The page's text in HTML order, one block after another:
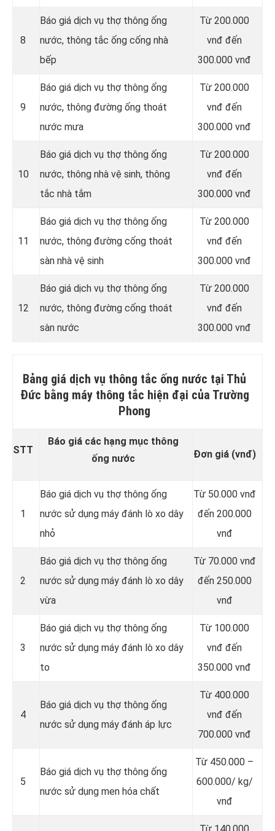
8
Báo giá dịch vụ thợ thông ống
nước, thông tắc ống cống nhà
bếp
Từ 200.000
vnđ đến
300.000 vnđ
9
Báo giá dịch vụ thợ thông ống
nước, thông đường ống thoát
nước mưa
Từ 200.000
vnđ đến
300.000 vnđ
10
Báo giá dịch vụ thợ thông ống
nước, thông nhà vệ sinh, thông
tắc nhà tắm
Từ 200.000
vnđ đến
300.000 vnđ
11
Báo giá dịch vụ thợ thông ống
nước, thông đường cống thoát
sàn nhà vệ sinh
Từ 200.000
vnđ đến
300.000 vnđ
12
Báo giá dịch vụ thợ thông ống
nước, thông đường cống thoát
sàn nước
Từ 200.000
vnđ đến
300.000 vnđ
Bảng giá dịch vụ thông tắc ống nước tại Thủ
Đức bằng máy thông tắc hiện đại của Trường
Phong
STT
Báo giá các hạng mục thông
ống nước
Đơn giá (vnđ)
1
Báo giá dịch vụ thợ thông ống
nước sử dụng máy đánh lò xo dây
nhỏ
Từ 50.000 vnđ
đến 200.000
vnđ
2
Báo giá dịch vụ thợ thông ống
nước sử dụng máy đánh lò xo dây
vừa
Từ 70.000 vnđ
đến 250.000
vnđ
3
Báo giá dịch vụ thợ thông ống
nước sử dụng máy đánh lò xo dây
to
Từ 100.000
vnđ đến
350.000 vnđ
4
Báo giá dịch vụ thợ thông ống
nước sử dụng máy đánh áp lực
Từ 400.000
vnđ đến
700.000 vnđ
5
Báo giá dịch vụ thợ thông ống
nước sử dụng men hóa chất
Từ 450.000 –
600.000/ kg/
vnđ